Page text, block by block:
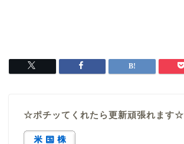
☆ポチッてくれたら更新頑張れます☆